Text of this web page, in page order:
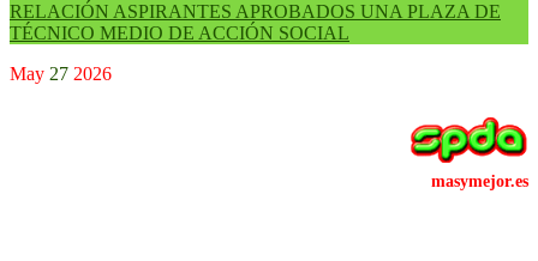
RELACIÓN ASPIRANTES APROBADOS UNA PLAZA DE
TÉCNICO MEDIO DE ACCIÓN SOCIAL
May 27 2026